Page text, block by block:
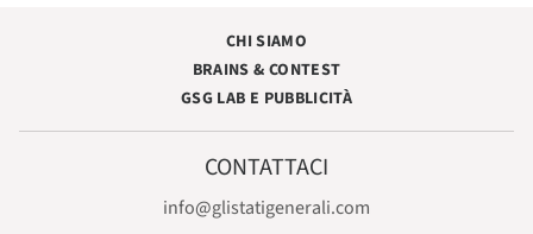
CHI SIAMO
BRAINS & CONTEST
GSG LAB E PUBBLICITÀ
CONTATTACI
info@glistatigenerali.com